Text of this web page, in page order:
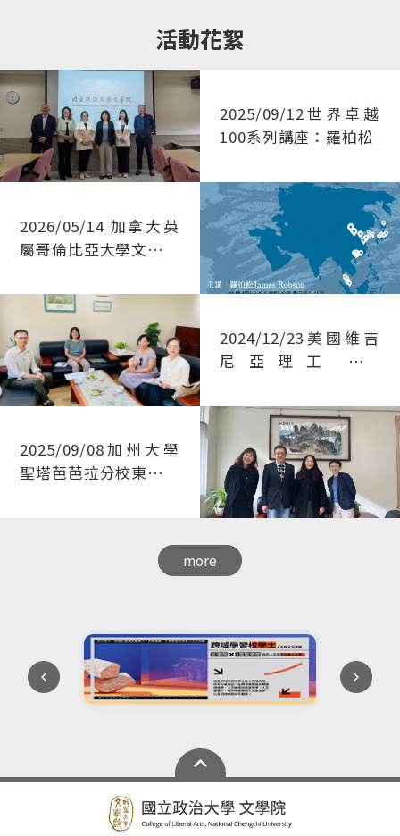
「教育部學海築夢實習
請案之推薦序；「新南
向學海築夢計畫」則由
國合處彙整後向教育部
115年9月16日前，請
各計畫主持人至學海計
畫系統填寫計畫內容完
竣。
院「研究成果獎勵細
一年度
（114.1.1~114.12.31）
教師論著目錄資料庫登
錄後，連同申請表及相
關證明文件，由系所初
審彙整後送院辦公室，
完成申請程序。已登錄
資料，不需另附審查證
間：115年10月1日
（四）12：00以前交
付。 六、檢附：「來
立政治大學學術及研究
單位研究成果獎勵辦
法」（附件02）、
「115年度學術及研究
單位研究成果獎勵經費
分配表」（附件03）、
研究成果獎勵細則」
（附件04）、「院級會
（附件06）等各乙份。
活動花絮
2026/05/14 加拿大英
屬哥倫比亞大學文學院
2025/09/12世界卓越
100系列講座：羅柏松
2025/09/08加州大學
聖塔芭芭拉分校東亞系
2024/12/23美國維吉
尼亞理工大學
教與文化系倪湛舸副教
more